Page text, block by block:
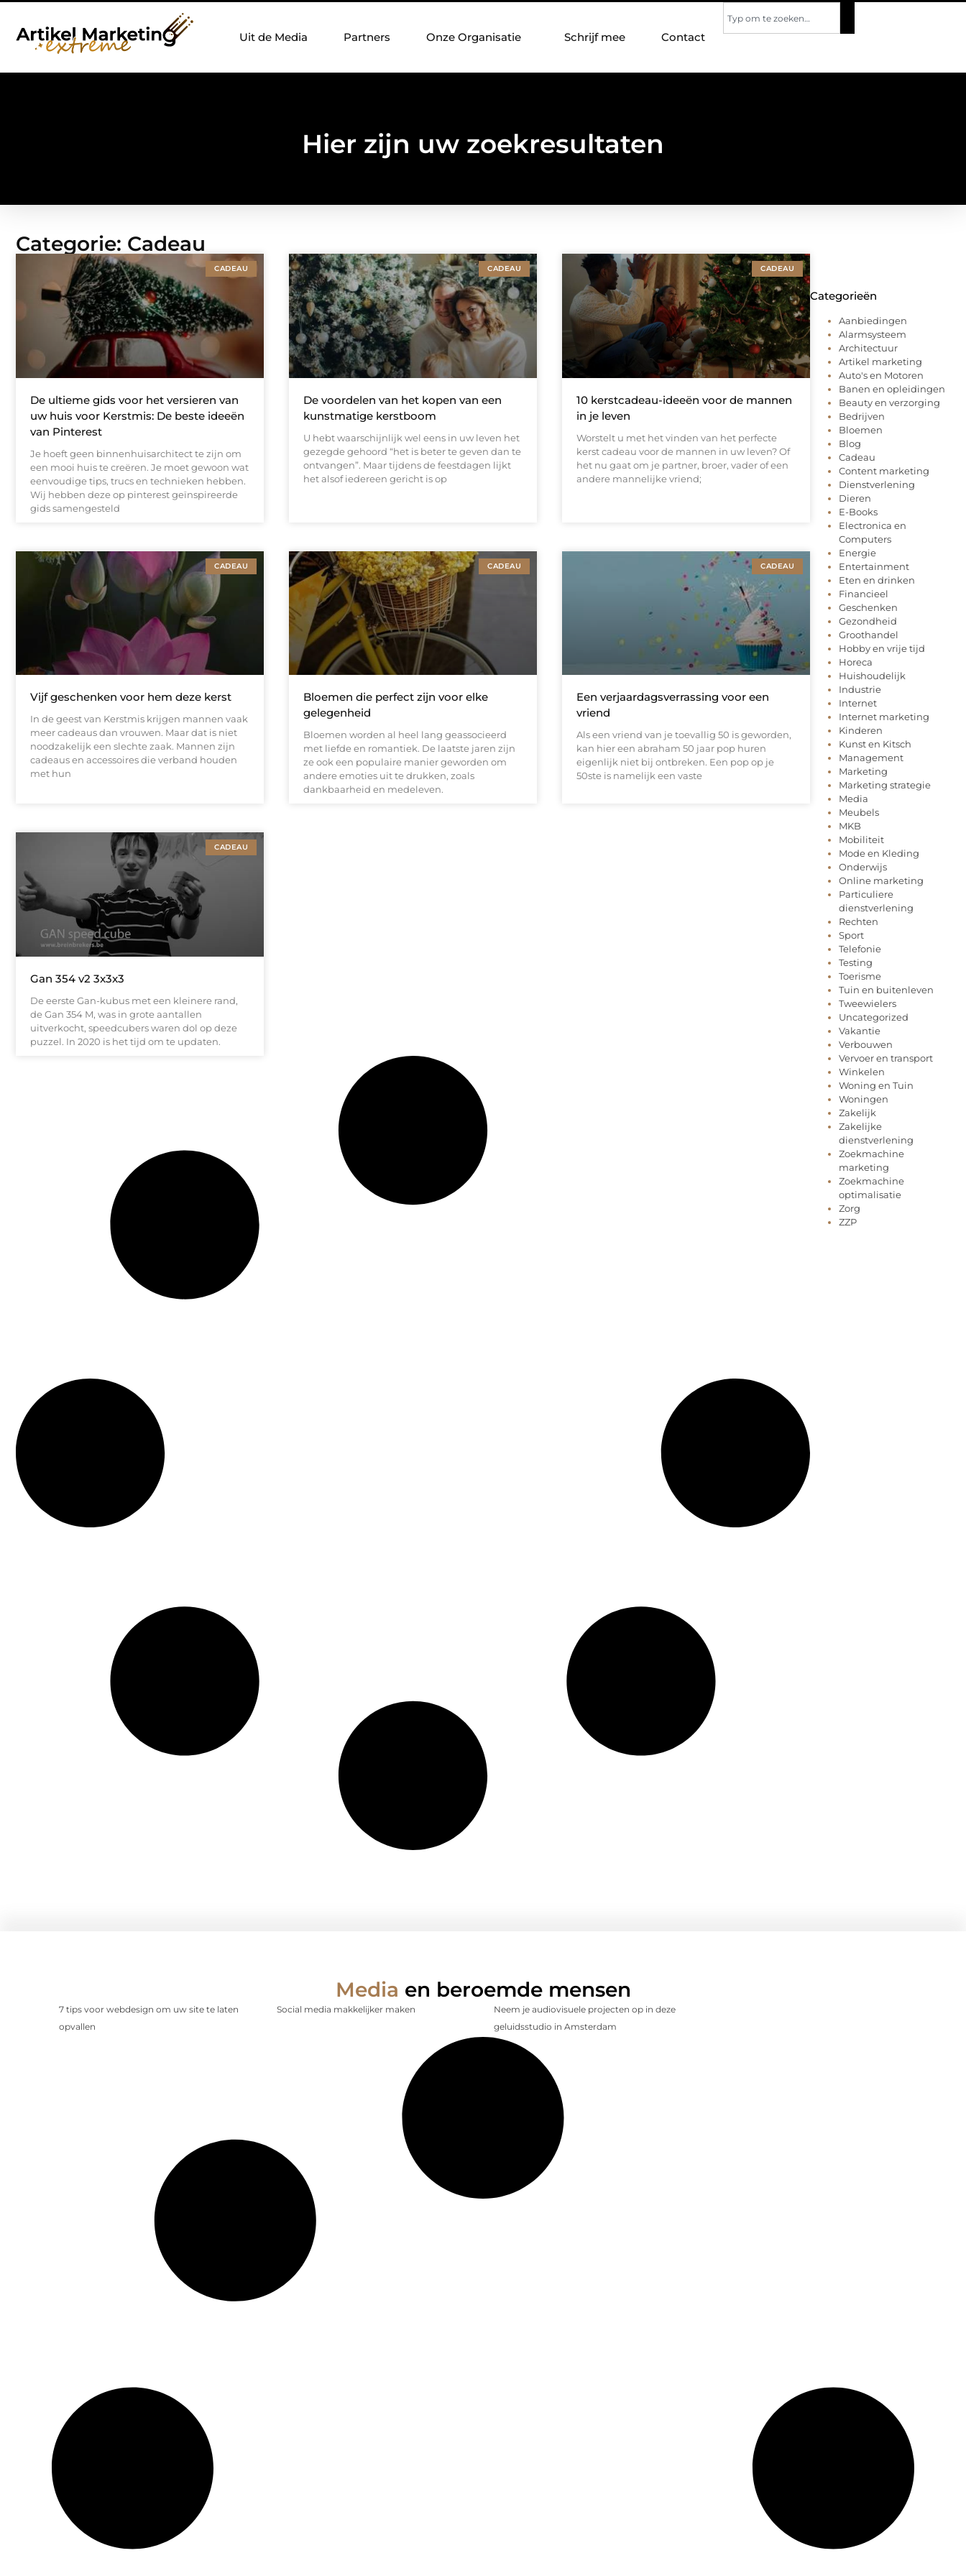
Uit de Media Partners Onze Organisatie Schrijf mee Contact
Hier zijn uw zoekresultaten
Categorie: Cadeau
CADEAU
De ultieme gids voor het versieren van
uw huis voor Kerstmis: De beste ideeën
van Pinterest
Je hoeft geen binnenhuisarchitect te zijn om
een mooi huis te creëren. Je moet gewoon wat
eenvoudige tips, trucs en technieken hebben.
Wij hebben deze op pinterest geïnspireerde
gids samengesteld
CADEAU
De voordelen van het kopen van een
kunstmatige kerstboom
U hebt waarschijnlijk wel eens in uw leven het
gezegde gehoord “het is beter te geven dan te
ontvangen”. Maar tijdens de feestdagen lijkt
het alsof iedereen gericht is op
CADEAU
10 kerstcadeau-ideeën voor de mannen
in je leven
Worstelt u met het vinden van het perfecte
kerst cadeau voor de mannen in uw leven? Of
het nu gaat om je partner, broer, vader of een
andere mannelijke vriend;
CADEAU
Vijf geschenken voor hem deze kerst
In de geest van Kerstmis krijgen mannen vaak
meer cadeaus dan vrouwen. Maar dat is niet
noodzakelijk een slechte zaak. Mannen zijn
cadeaus en accessoires die verband houden
met hun
CADEAU
Bloemen die perfect zijn voor elke
gelegenheid
Bloemen worden al heel lang geassocieerd
met liefde en romantiek. De laatste jaren zijn
ze ook een populaire manier geworden om
andere emoties uit te drukken, zoals
dankbaarheid en medeleven.
CADEAU
Een verjaardagsverrassing voor een
vriend
Als een vriend van je toevallig 50 is geworden,
kan hier een abraham 50 jaar pop huren
eigenlijk niet bij ontbreken. Een pop op je
50ste is namelijk een vaste
CADEAU
Gan 354 v2 3x3x3
De eerste Gan-kubus met een kleinere rand,
de Gan 354 M, was in grote aantallen
uitverkocht, speedcubers waren dol op deze
puzzel. In 2020 is het tijd om te updaten.
Categorieën
Aanbiedingen
Alarmsysteem
Architectuur
Artikel marketing
Auto's en Motoren
Banen en opleidingen
Beauty en verzorging
Bedrijven
Bloemen
Blog
Cadeau
Content marketing
Dienstverlening
Dieren
E-Books
Electronica en
Computers
Energie
Entertainment
Eten en drinken
Financieel
Geschenken
Gezondheid
Groothandel
Hobby en vrije tijd
Horeca
Huishoudelijk
Industrie
Internet
Internet marketing
Kinderen
Kunst en Kitsch
Management
Marketing
Marketing strategie
Media
Meubels
MKB
Mobiliteit
Mode en Kleding
Onderwijs
Online marketing
Particuliere
dienstverlening
Rechten
Sport
Telefonie
Testing
Toerisme
Tuin en buitenleven
Tweewielers
Uncategorized
Vakantie
Verbouwen
Vervoer en transport
Winkelen
Woning en Tuin
Woningen
Zakelijk
Zakelijke
dienstverlening
Zoekmachine
marketing
Zoekmachine
optimalisatie
Zorg
ZZP
Media en beroemde mensen
7 tips voor webdesign om uw site te laten
opvallen
Social media makkelijker maken
Neem je audiovisuele projecten op in deze
geluidsstudio in Amsterdam